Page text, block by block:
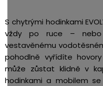
S chytrými hodinkami
vždy po ruce –
vestavěnému
pohodlně vyřídíte
může zůstat klidně v
hodinkami a mobilem